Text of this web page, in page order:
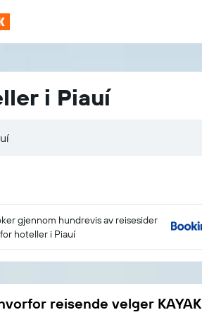
i Piauí
gjennom hundrevis av reisesider
hoteller i Piauí
reisende velger KAYAK